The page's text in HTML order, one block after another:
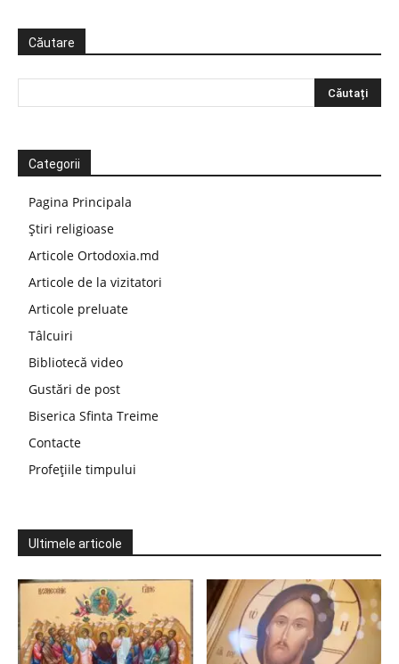
Căutare
Categorii
Pagina Principala
Știri religioase
Articole Ortodoxia.md
Articole de la vizitatori
Articole preluate
Tâlcuiri
Bibliotecă video
Gustări de post
Biserica Sfinta Treime
Contacte
Profețiile timpului
Ultimele articole